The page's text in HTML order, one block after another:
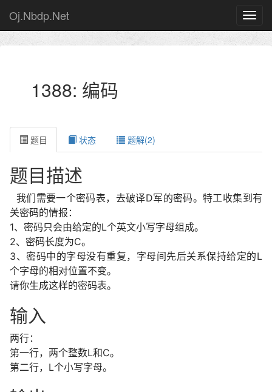
Oj.Nbdp.Net
1388: 编码
题目 状态 题解(2)
题目描述
我们需要一个密码表，去破译D军的密码。特工收集到有
关密码的情报：
1、密码只会由给定的L个英文小写字母组成。
2、密码长度为C。
3、密码中的字母没有重复，字母间先后关系保持给定的L
个字母的相对位置不变。
请你生成这样的密码表。
输入
两行：
第一行，两个整数L和C。
第二行，L个小写字母。